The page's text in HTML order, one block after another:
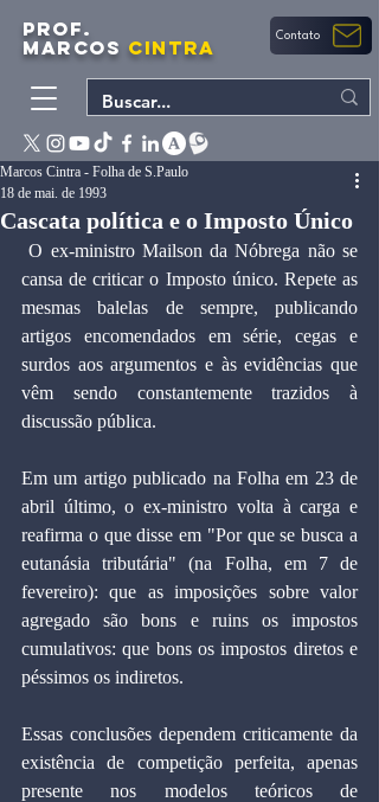
PROF.
MARCOS CINTRA Contato
Cascata política e o Imposto Único
Marcos Cintra - Folha de S.Paulo
18 de mai. de 1993
﻿ O ex-ministro Mailson da Nóbrega não se
cansa de criticar o Imposto único. Repete as
mesmas balelas de sempre, publicando
artigos encomendados em série, cegas e
surdos aos argumentos e às evidências que
vêm sendo constantemente trazidos à
discussão pública.
Em um artigo publicado na Folha em 23 de
abril último, o ex-ministro volta à carga e
reafirma o que disse em "Por que se busca a
eutanásia tributária" (na Folha, em 7 de
fevereiro): que as imposições sobre valor
agregado são bons e ruins os impostos
cumulativos: que bons os impostos diretos e
péssimos os indiretos.
Essas conclusões dependem criticamente da
existência de competição perfeita, apenas
presente nos modelos teóricos de